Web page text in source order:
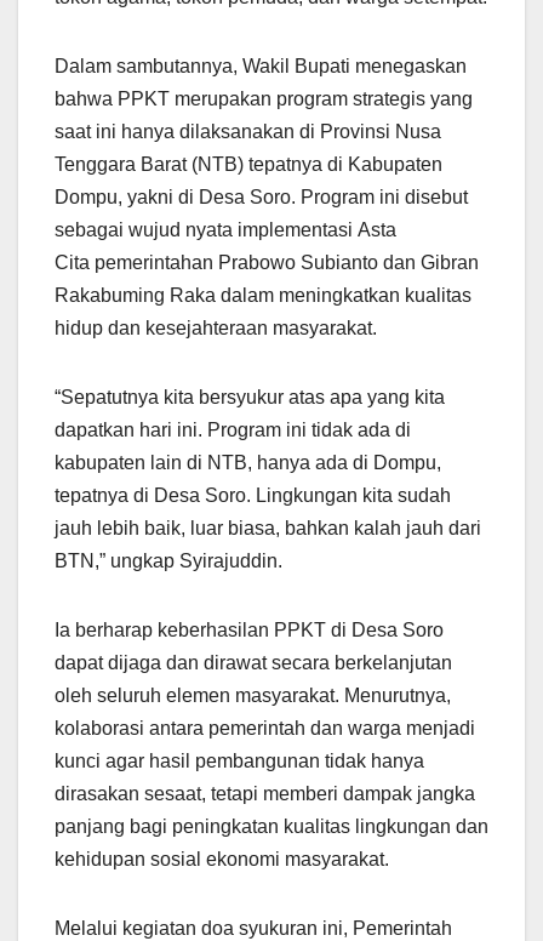
Dalam sambutannya, Wakil Bupati menegaskan
bahwa PPKT merupakan program strategis yang
saat ini hanya dilaksanakan di Provinsi Nusa
Tenggara Barat (NTB) tepatnya di Kabupaten
Dompu, yakni di Desa Soro. Program ini disebut
sebagai wujud nyata implementasi Asta
Cita pemerintahan Prabowo Subianto dan Gibran
Rakabuming Raka dalam meningkatkan kualitas
hidup dan kesejahteraan masyarakat.
“Sepatutnya kita bersyukur atas apa yang kita
dapatkan hari ini. Program ini tidak ada di
kabupaten lain di NTB, hanya ada di Dompu,
tepatnya di Desa Soro. Lingkungan kita sudah
jauh lebih baik, luar biasa, bahkan kalah jauh dari
BTN,” ungkap Syirajuddin.
Ia berharap keberhasilan PPKT di Desa Soro
dapat dijaga dan dirawat secara berkelanjutan
oleh seluruh elemen masyarakat. Menurutnya,
kolaborasi antara pemerintah dan warga menjadi
kunci agar hasil pembangunan tidak hanya
dirasakan sesaat, tetapi memberi dampak jangka
panjang bagi peningkatan kualitas lingkungan dan
kehidupan sosial ekonomi masyarakat.
Melalui kegiatan doa syukuran ini, Pemerintah